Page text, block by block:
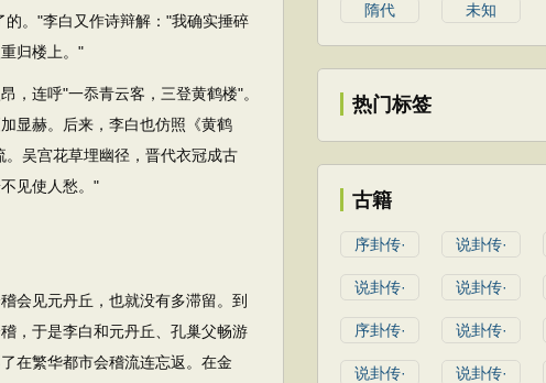
。"李白又作诗辩解："我确实捶碎
归楼上。"
连呼"一忝青云客，三登黄鹤楼"。
显赫。后来，李白也仿照《黄鹤
吴宫花草埋幽径，晋代衣冠成古
见使人愁。"
会见元丹丘，也就没有多滞留。到
，于是李白和元丹丘、孔巢父畅游
在繁华都市会稽流连忘返。在金
隋代 未知
热门标签
古籍
序卦传· 说卦传·
说卦传· 说卦传·
序卦传· 说卦传·
说卦传· 说卦传·